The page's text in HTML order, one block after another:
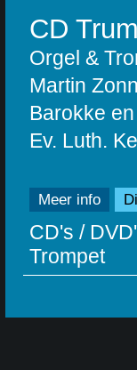
CD
Orgel &
Martin
Barokke
Ev. Luth.
Meer info
CD's /
Trompet